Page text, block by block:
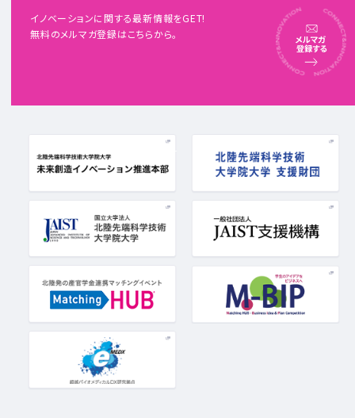
イノベーションに関する最新情報をGET!
無料のメルマガ登録はこちらから。